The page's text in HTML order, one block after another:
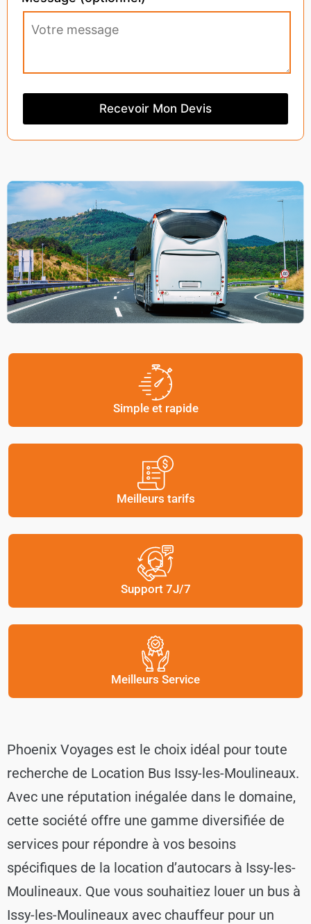
Simple et rapide
Meilleurs tarifs
Support 7J/7
Meilleurs Service
Phoenix Voyages est le choix idéal pour toute
recherche de Location Bus Issy-les-Moulineaux.
Avec une réputation inégalée dans le domaine,
cette société offre une gamme diversifiée de
services pour répondre à vos besoins
spécifiques de la location d’autocars à Issy-les-
Moulineaux. Que vous souhaitiez louer un bus à
Issy-les-Moulineaux avec chauffeur pour un